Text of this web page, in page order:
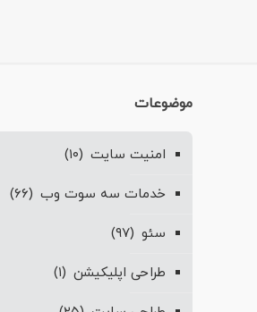
موضوعات
امنیت سایت (۱۰)
خدمات سه سوت وب (۶۶)
سئو (۹۷)
طراحی اپلیکیشن (۱)